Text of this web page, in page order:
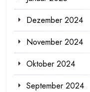
Dezember 2024
November 2024
Oktober 2024
September 2024